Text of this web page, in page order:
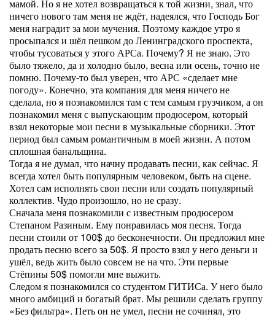
мамой. Но я не хотел возвращаться к той жизни, знал, что
ничего нового там меня не ждёт, надеялся, что Господь Бог
меня наградит за мои мучения. Поэтому каждое утро я
просыпался и шёл пешком до Ленинградского проспекта,
чтобы тусоваться у этого АРСа. Почему? Я не знаю. Это
было тяжело, да и холодно было, весна или осень, точно не
помню. Почему-то был уверен, что АРС «сделает мне
погоду». Конечно, эта компания для меня ничего не
сделала, но я познакомился там с тем самым грузчиком, а он
познакомил меня с выпускающим продюсером, который
взял некоторые мои песни в музыкальные сборники. Этот
период был самым романтичным в моей жизни. А потом
сплошная банальщина.
Тогда я не думал, что начну продавать песни, как сейчас. Я
всегда хотел быть популярным человеком, быть на сцене.
Хотел сам исполнять свои песни или создать популярный
коллектив. Чудо произошло, но не сразу.
Сначала меня познакомили с известным продюсером
Степаном Разиным. Ему понравилась моя песня. Тогда
песни стоили от 100$ до бесконечности. Он предложил мне
продать песню всего за 50$. Я просто взял у него деньги и
ушёл, ведь жить было совсем не на что. Эти первые
Стёпины 50$ помогли мне выжить.
Следом я познакомился со студентом ГИТИСа. У него было
много амбиций и богатый брат. Мы решили сделать группу
«Без фильтра». Петь он не умел, песни не сочинял, это